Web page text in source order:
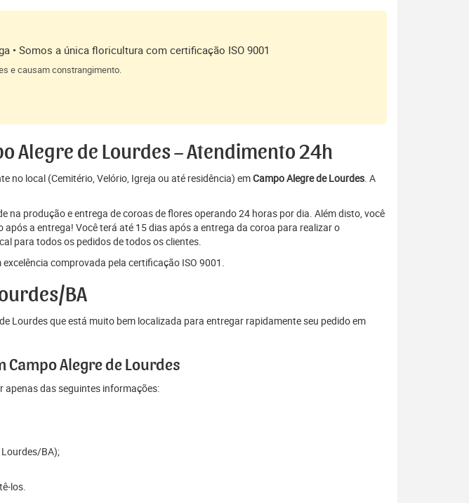
• Somos a única floricultura com certificação ISO 9001
e causam constrangimento.
Alegre de Lourdes – Atendimento 24h
no local (Cemitério, Velório, Igreja ou até residência) emCampo Alegre de Lourdes. A
produção e entrega de coroas de flores operando 24 horas por dia. Além disto, você
a entrega! Você terá até 15 dias após a entrega da coroa para realizar o
para todos os pedidos de todos os clientes.
comprovada pela certificação ISO 9001.
BA
Lourdes que está muito bem localizada para entregar rapidamente seu pedido em
Alegre de Lourdes
apenas das seguintes informações:
Lourdes/BA);
los.